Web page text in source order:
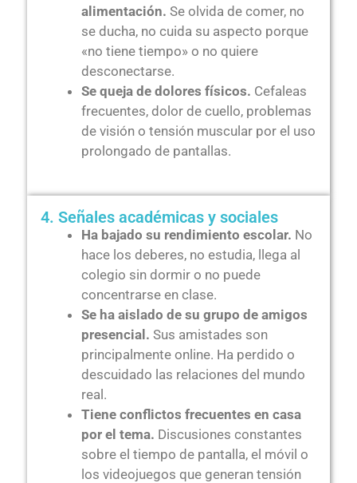
alimentación. Se olvida de comer, no
se ducha, no cuida su aspecto porque
«no tiene tiempo» o no quiere
desconectarse.
Se queja de dolores físicos. Cefaleas
frecuentes, dolor de cuello, problemas
de visión o tensión muscular por el uso
prolongado de pantallas.
4. Señales académicas y sociales
Ha bajado su rendimiento escolar. No
hace los deberes, no estudia, llega al
colegio sin dormir o no puede
concentrarse en clase.
Se ha aislado de su grupo de amigos
presencial. Sus amistades son
principalmente online. Ha perdido o
descuidado las relaciones del mundo
real.
Tiene conflictos frecuentes en casa
por el tema. Discusiones constantes
sobre el tiempo de pantalla, el móvil o
los videojuegos que generan tensión